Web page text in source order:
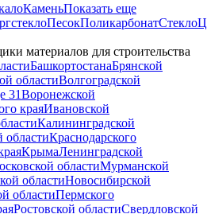
КаменьПоказать еще
ПесокПоликарбонатСтекло
материалов для строительства
БашкортостанаБрянской
областиВолгоградской
31Воронежской
краяИвановской
Калининградской
областиКраснодарского
КрымаЛенинградской
областиМурманской
областиНовосибирской
областиПермского
Ростовской областиСвердловской